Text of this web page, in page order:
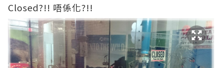
Closed?!! 唔係化?!!